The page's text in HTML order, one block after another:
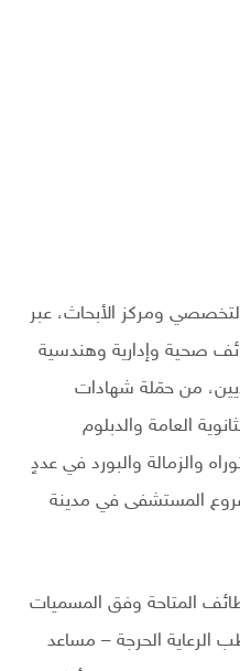
ومركز الأبحاث، عبر
صحية وإدارية وهندسية
من حمَلة شهادات
العامة والدبلوم
والزمالة والبورد في عددٍ
المستشفى في مدينة
المتاحة وفق المسميات
الرعاية الحرجة – مساعد